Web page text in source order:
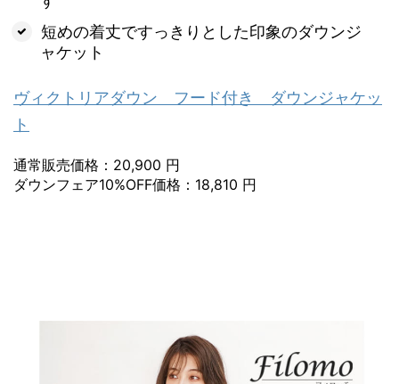
短めの着丈ですっきりとした印象のダウンジ
ャケット
ヴィクトリアダウン フード付き ダウンジャケッ
ト
通常販売価格：20,900 円
ダウンフェア10%OFF価格：18,810 円